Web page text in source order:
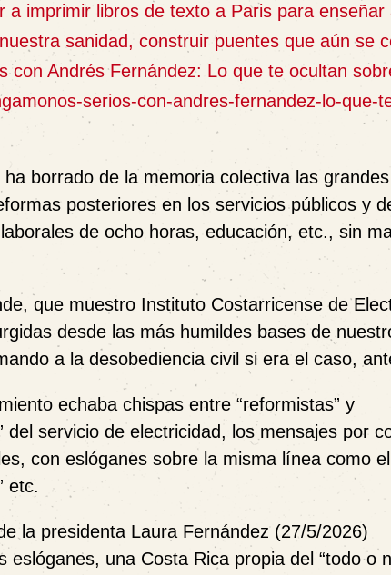
a imprimir libros de texto a Paris para
sanidad, construir puentes que aún se
con Andrés Fernández: Lo que te ocultan
serios-con-andres-fernandez-lo-que-
borrado de la memoria colectiva las
posteriores en los servicios públicos y
de ocho horas, educación, etc., sin
que muestro Instituto Costarricense de
desde las más humildes bases de
a la desobediencia civil si era el caso,
echaba chispas entre “reformistas” y
del servicio de electricidad, los mensajes por
con eslóganes sobre la misma línea como
etc.
la presidenta Laura Fernández (27/5/2026)
una Costa Rica propia del “todo o